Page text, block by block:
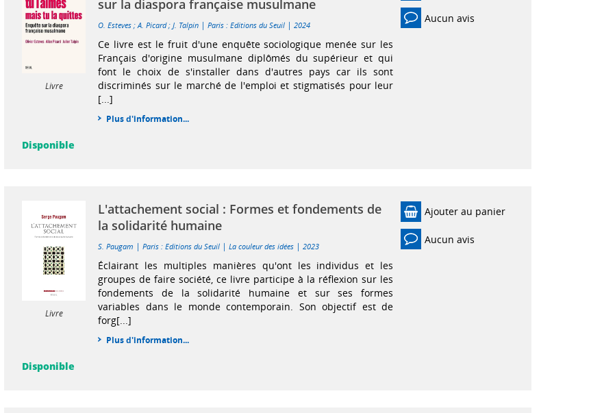
Livre
sur la diaspora française musulmane
O. Esteves ;A. Picard;J. Talpin |Paris : Editions du Seuil |2024
Ce livre est le fruit d'une enquête sociologique menée sur les
Français d'origine musulmane diplômés du supérieur et qui
font le choix de s'installer dans d'autres pays car ils sont
discriminés sur le marché de l'emploi et stigmatisés pour leur
[...]
Plus d'information...
Aucun avis
Disponible
Livre
L'attachement social : Formes et fondements de
la solidarité humaine
S. Paugam |Paris : Editions du Seuil |La couleur des idées |2023
Éclairant les multiples manières qu'ont les individus et les
groupes de faire société, ce livre participe à la réflexion sur les
fondements de la solidarité humaine et sur ses formes
variables dans le monde contemporain. Son objectif est de
forg[...]
Plus d'information...
Ajouter au panier
Aucun avis
Disponible